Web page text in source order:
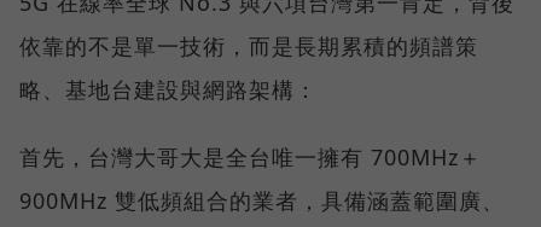
依靠的不是單一技術，而是長期累積的頻譜策
略、基地台建設與網路架構：
首先，台灣大哥大是全台唯一擁有 700MHz＋
900MHz 雙低頻組合的業者，具備涵蓋範圍廣、